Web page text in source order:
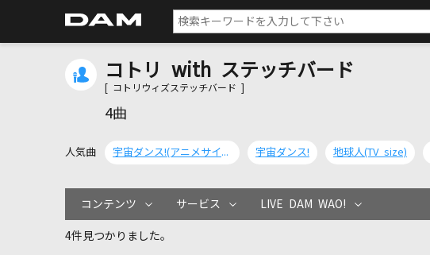
コトリ with ステッチバード
[ コトリウィズステッチバード ]
4曲
人気曲 宇宙ダンス!(アニメサイズ) 宇宙ダンス! 地球人(TV size)
コンテンツ サービス LIVE DAM WAO!
4件見つかりました。